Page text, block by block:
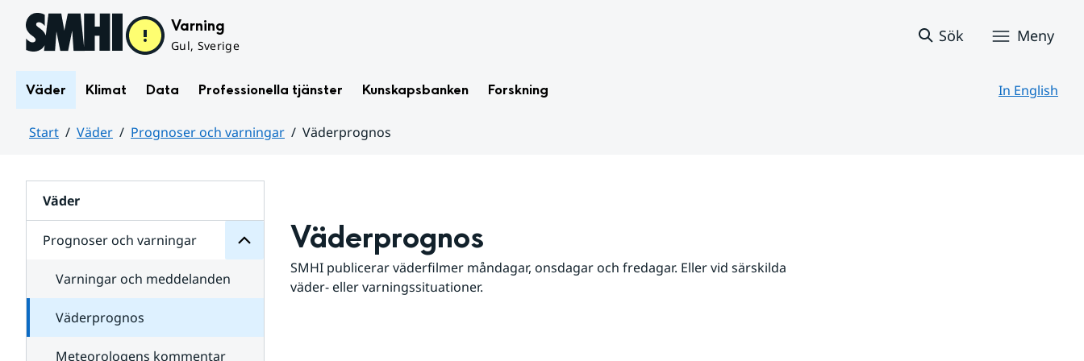
Hoppa till sidans innehåll Varning
Gul, Sverige
Sök Meny
Väder Klimat Data Professionella tjänster Kunskapsbanken Forskning In English
Start Väder Prognoser och varningar
Väderprognos
Väder
Prognoser och varningar
för
varningar
Varningar och meddelanden
Väderprognos
Meteorologens kommentar
Väderprognos
SMHI publicerar väderfilmer måndagar, onsdagar och fredagar. Eller vid särskilda
väder- eller varningssituationer.